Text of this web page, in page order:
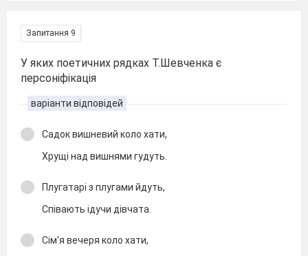
Запитання 9
У яких поетичних рядках Т.Шевченка є
персоніфікація
варіанти відповідей
Садок вишневий коло хати,
Хрущі над вишнями гудуть.
Плугатарі з плугами йдуть,
Співають ідучи дівчата.
Сім'я вечеря коло хати,